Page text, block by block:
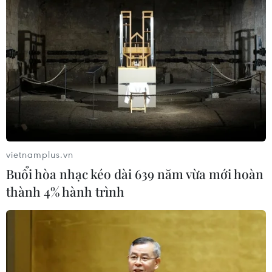
#Hive
#treo thưởng
#tấn công mã độc tống tiền
Theo dõi VietnamPlus
TIN LIÊN QUAN
vietnamplus.vn
Buổi hòa nhạc kéo dài 639 năm vừa mới hoàn
thành 4% hành trình